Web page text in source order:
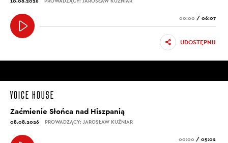
00:00 / 06:07
UDOSTĘPNIJ
Zaćmienie Słońca nad Hiszpanią
08.08.2026 PROWADZĄCY: JAROSŁAW KUŹNIAR
00:00 / 05:02